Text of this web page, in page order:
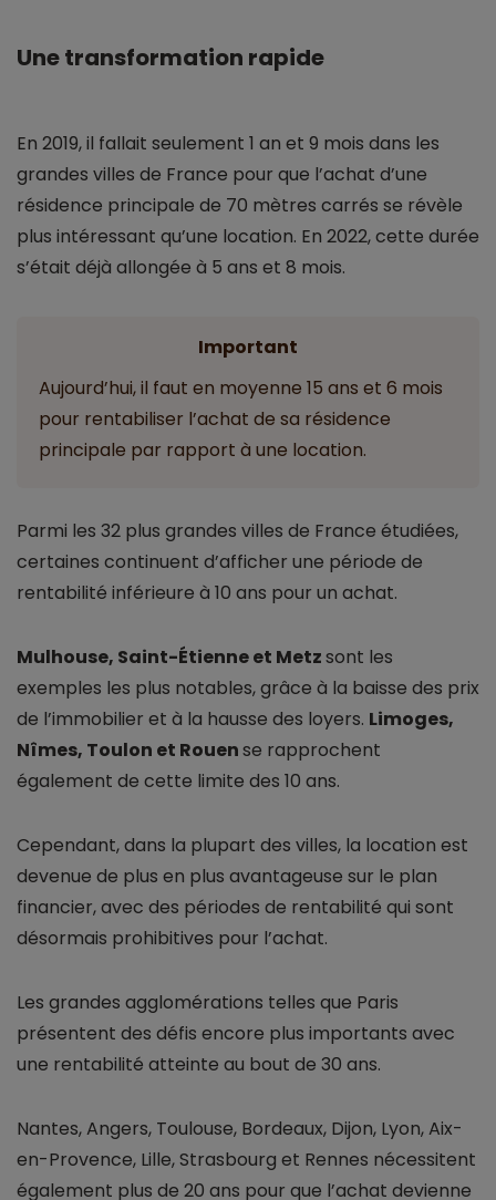
Une transformation rapide
En 2019, il fallait seulement 1 an et 9 mois dans les
grandes villes de France pour que l’achat d’une
résidence principale de 70 mètres carrés se révèle
plus intéressant qu’une location. En 2022, cette durée
s’était déjà allongée à 5 ans et 8 mois.
Important
Aujourd’hui, il faut en moyenne 15 ans et 6 mois
pour rentabiliser l’achat de sa résidence
principale par rapport à une location.
Parmi les 32 plus grandes villes de France étudiées,
certaines continuent d’afficher une période de
rentabilité inférieure à 10 ans pour un achat.
Mulhouse, Saint-Étienne et Metzsont les
exemples les plus notables, grâce à la baisse des prix
de l’immobilier et à la hausse des loyers. Limoges,
Nîmes, Toulon et Rouense rapprochent
également de cette limite des 10 ans.
Cependant, dans la plupart des villes, la location est
devenue de plus en plus avantageuse sur le plan
financier, avec des périodes de rentabilité qui sont
désormais prohibitives pour l’achat.
Les grandes agglomérations telles que Paris
présentent des défis encore plus importants avec
une rentabilité atteinte au bout de 30 ans.
Nantes, Angers, Toulouse, Bordeaux, Dijon, Lyon, Aix-
en-Provence, Lille, Strasbourg et Rennes nécessitent
également plus de 20 ans pour que l’achat devienne